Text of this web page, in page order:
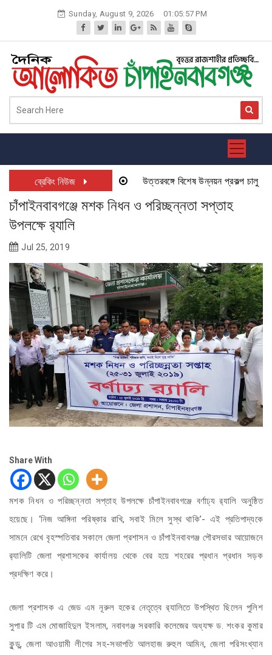
Sunday, August 9, 2026 01:05:57 PM
ব্রেকিং নিউজ উত্তরবঙ্গে বিশেষ উন্নয়ন প্রকল্প চালু হতে
চাঁপাইনবাবগঞ্জে মশক নিধন ও পরিচ্ছন্নতা সপ্তাহ
উপলক্ষে র‌্যালি
Jul 25, 2019
Share With
মশক নিধন ও পরিচ্ছন্নতা সপ্তাহ উপলক্ষে চাঁপাইনবাবগঞ্জে বর্ণাঢ্য র‌্যালি অনুষ্ঠিত
হয়েছে। ‘নিজ আঙ্গিনা পরিষ্কার রাখি, সবাই মিলে সুস্থ থাকি’- এই প্রতিপাদ্যকে
সামনে রেখে বৃহস্পতিবার সকালে জেলা প্রশাসন ও চাঁপাইনবাবগঞ্জ পৌরসভার আয়োজনে
র‌্যালিটি জেলা প্রশাসকের কার্যালয় থেকে বের হয়ে শহরের প্রধান প্রধান সড়ক
প্রদক্ষিণ করে।
জেলা প্রশাসক এ জেড এম নূরুল হকের নেতৃত্বে র‌্যালিতে উপস্থিত ছিলেন পুলিশ
সুপার টি এম মোজাহিদুল ইসলাম, নবাবগঞ্জ সরকারি কলেজের অধ্যক্ষ ড. শংকর কুমার
কুন্ডু, জেলা আওয়ামী লীগের সহ-সভাপতি আলহাজ রুহুল আমিন, জেলা পরিসংখ্যান